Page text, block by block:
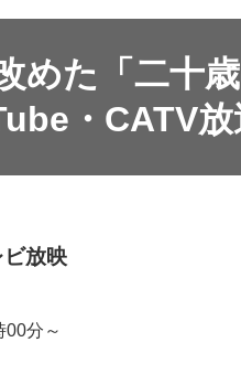
めた「二十
・CATV放
放映
00分～